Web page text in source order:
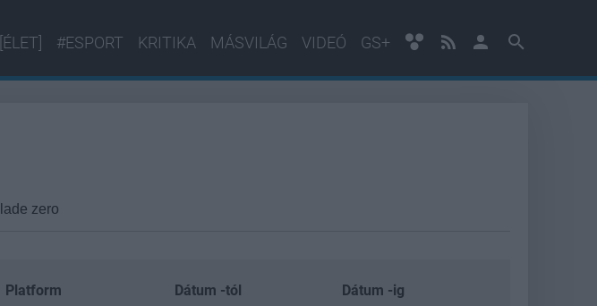
[ÉLET] #ESPORT KRITIKA MÁSVILÁG VIDEÓ GS+
Platform Dátum -tól Dátum -ig